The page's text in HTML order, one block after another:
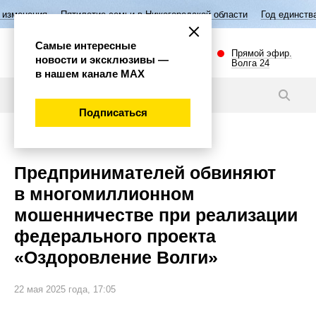
Пятилетие семьи в Нижегородской области Год единства народов
Прямой эфир.
Волга 24
Предпринимателей обвиняют
в многомиллионном
мошенничестве при реализации
федерального проекта
«Оздоровление Волги»
22 мая 2025 года, 17:05
Самые интересные
новости и эксклюзивы —
в нашем канале МАХ
Подписаться